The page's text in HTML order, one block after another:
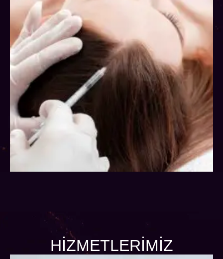
HIZMETLERIMIZ